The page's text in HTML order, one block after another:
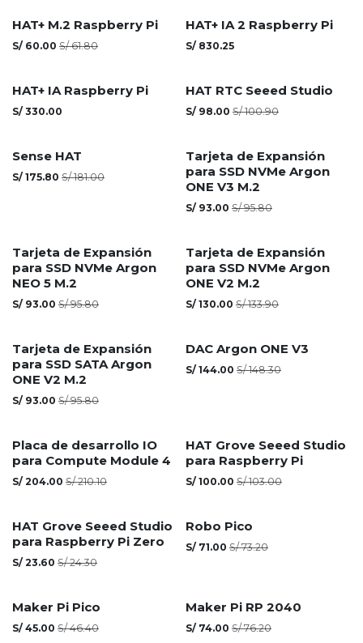
HAT+ M.2 Raspberry Pi
S/ 60.00 S/61.80
HAT+ IA 2 Raspberry Pi
S/ 830.25
HAT+ IA Raspberry Pi
S/ 330.00 Agotado
HAT RTC Seeed Studio
S/ 98.00 S/100.90
Agotado
Sense HAT
S/ 175.80 S/181.00 Agotado
Tarjeta de Expansión
para SSD NVMe Argon
ONE V3 M.2
S/ 93.00 S/95.80
Agotado
Tarjeta de Expansión
para SSD NVMe Argon
NEO 5 M.2
S/ 93.00 S/95.80
Tarjeta de Expansión
para SSD NVMe Argon
ONE V2 M.2
S/ 130.00 S/133.90
Agotado
Tarjeta de Expansión
para SSD SATA Argon
ONE V2 M.2
S/ 93.00 S/95.80
DAC Argon ONE V3
S/ 144.00 S/148.30
Agotado
Placa de desarrollo IO
para Compute Module 4
S/ 204.00 S/210.10
HAT Grove Seeed Studio
para Raspberry Pi
S/ 100.00 S/103.00
HAT Grove Seeed Studio
para Raspberry Pi Zero
S/ 23.60 S/24.30
Robo Pico
S/ 71.00 S/73.20
Maker Pi Pico
S/ 45.00 S/46.40
Maker Pi RP 2040
S/ 74.00 S/76.20